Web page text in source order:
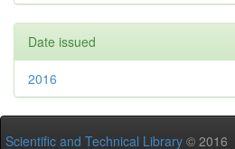
Date issued
2016
Scientific and Technical Library © 2016